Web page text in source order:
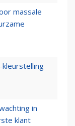
massale
kleurstelling
in
klant